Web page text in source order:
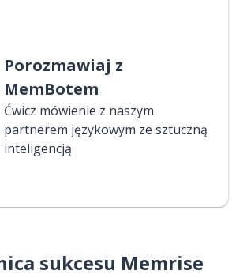
Porozmawiaj z
MemBotem
Ćwicz mówienie z naszym
partnerem językowym ze sztuczną
inteligencją
sukcesu Memrise